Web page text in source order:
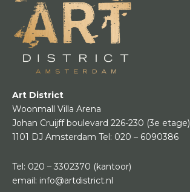
Art District
Woonmall Villa Arena
Johan Cruijff boulevard 226-230 (3e etage)
1101 DJ Amsterdam Tel: 020 – 6090386
Tel: 020 – 3302370 (kantoor)
email: info@artdistrict.nl